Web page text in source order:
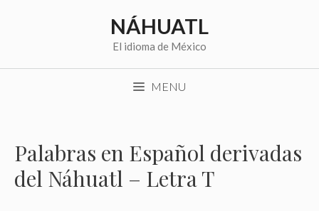
NÁHUATL
El idioma de México
MENU
Palabras en Español derivadas
del Náhuatl – Letra T